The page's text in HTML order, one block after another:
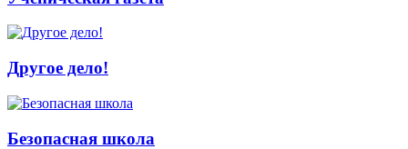
Другое дело!
Безопасная школа